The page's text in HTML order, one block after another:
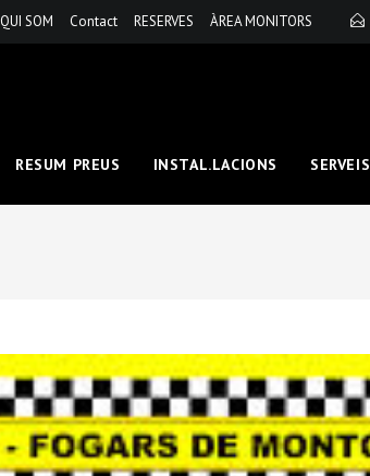
QUI SOM Contact RESERVES ÀREA MONITORS
RESUM PREUS INSTAL.LACIONS SERVEIS